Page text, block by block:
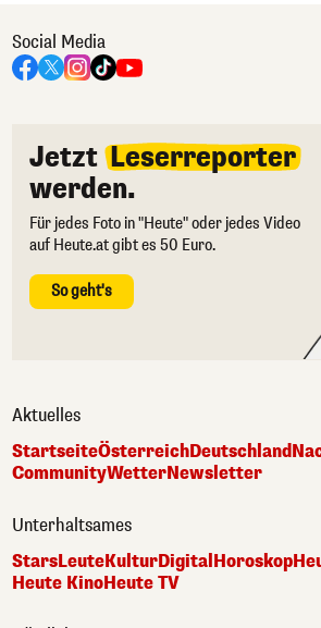
Social Media
Jetzt Leserreporter
werden.
Für jedes Foto in "Heute" oder jedes Video
auf Heute.at gibt es 50 Euro.
So geht's
Aktuelles
StartseiteÖsterreichDeutschland
CommunityWetterNewsletter
Unterhaltsames
StarsLeuteKulturDigitalHoroskop
Heute KinoHeute TV